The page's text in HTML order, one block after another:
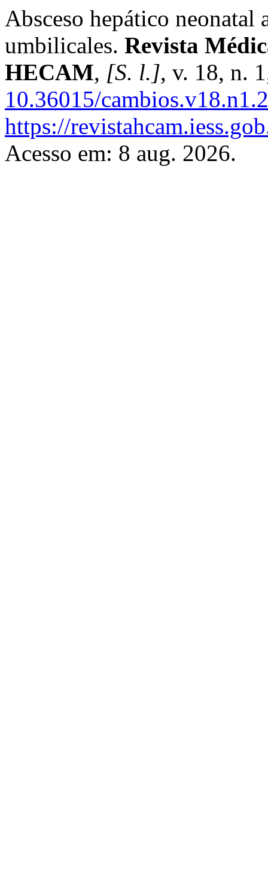
Absceso hepático neonatal
umbilicales. Revista
HECAM, [S. l.], v. 18, n.
10.36015/
https://
Acesso em: 8 aug. 2026.